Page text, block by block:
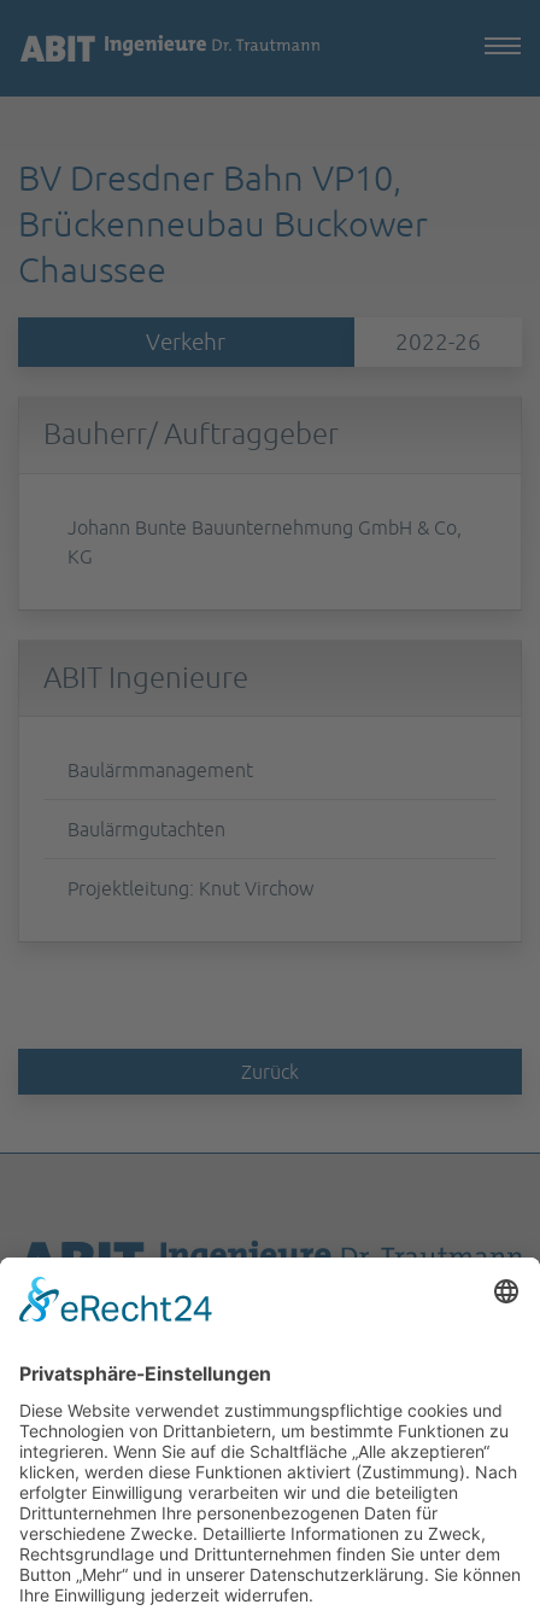
BV Dresdner Bahn VP10,
Brückenneubau Buckower
Chaussee
Verkehr 2022-26
Bauherr/ Auftraggeber
Johann Bunte Bauunternehmung GmbH & Co,
KG
ABIT Ingenieure
Baulärmmanagement
Baulärmgutachten
Projektleitung: Knut Virchow
Zurück
Marlene-Dietrich-Allee 14A
+49 331 231 832 00
info@abit-ingenieure.de
LinkedIn
mehr Informationen